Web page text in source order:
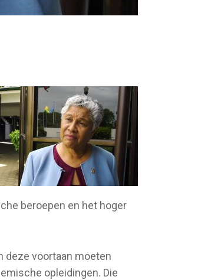
beroepen en het hoger
deze voortaan moeten
opleidingen. Die